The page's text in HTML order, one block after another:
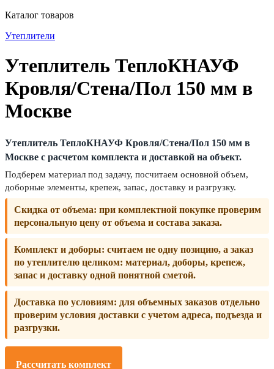
Каталог товаров
Утеплители
Утеплитель ТеплоКНАУФ
Кровля/Стена/Пол 150 мм в
Москве
Утеплитель ТеплоКНАУФ Кровля/Стена/Пол 150 мм в
Москве с расчетом комплекта и доставкой на объект.
Подберем материал под задачу, посчитаем основной объем,
доборные элементы, крепеж, запас, доставку и разгрузку.
Скидка от объема: при комплектной покупке проверим
персональную цену от объема и состава заказа.
Комплект и доборы: считаем не одну позицию, а заказ
по утеплителю целиком: материал, доборы, крепеж,
запас и доставку одной понятной сметой.
Доставка по условиям: для объемных заказов отдельно
проверим условия доставки с учетом адреса, подъезда и
разгрузки.
Рассчитать комплект